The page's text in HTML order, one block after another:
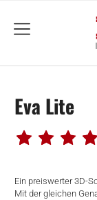
menu
Eva Lite
Ein preiswerter 3D-
Mit der gleichen